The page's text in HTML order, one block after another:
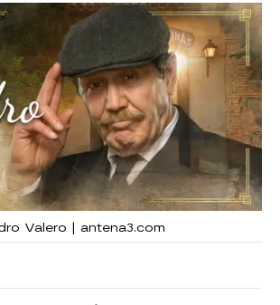
Valero | antena3.com